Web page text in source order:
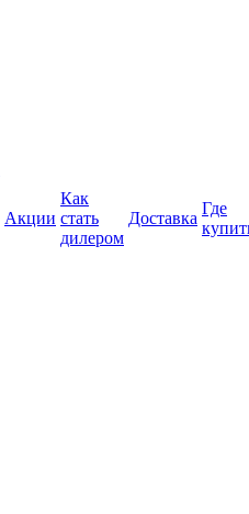
Акции
Как
стать
дилером
Доставка
Где